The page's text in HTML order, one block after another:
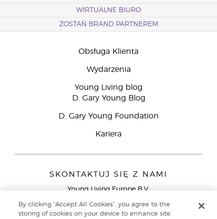
WIRTUALNE BIURO
ZOSTAŃ BRAND PARTNEREM
Obsługa Klienta
Wydarzenia
Young Living blog
D. Gary Young Blog
D. Gary Young Foundation
Kariera
SKONTAKTUJ SIĘ Z NAMI
Young Living Europe B.V.
9727 AJ Groningen
By clicking “Accept All Cookies”, you agree to the
storing of cookies on your device to enhance site